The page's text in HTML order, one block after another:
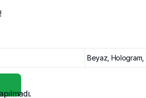
Beyaz, Hologram,